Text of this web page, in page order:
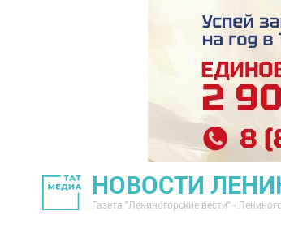
НОВОСТИ
Газета "Лениногорские вести" -